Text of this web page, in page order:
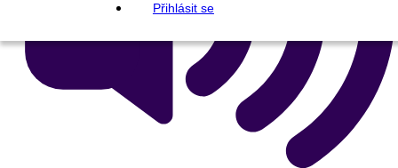
Přihlásit se